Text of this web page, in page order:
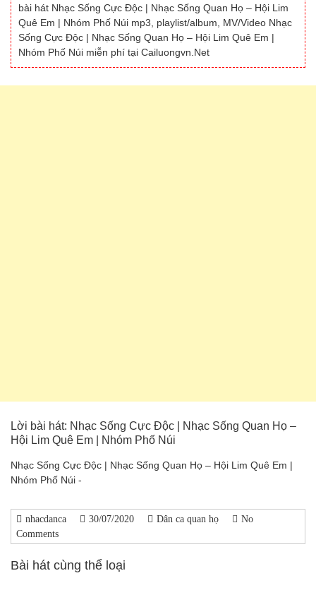
bài hát Nhạc Sống Cực Độc | Nhạc Sống Quan Họ – Hội Lim
Quê Em | Nhóm Phố Núi mp3, playlist/album, MV/Video Nhạc
Sống Cực Độc | Nhạc Sống Quan Họ – Hội Lim Quê Em |
Nhóm Phố Núi miễn phí tại Cailuongvn.Net
Lời bài hát: Nhạc Sống Cực Độc | Nhạc Sống Quan Họ –
Hội Lim Quê Em | Nhóm Phố Núi
Nhạc Sống Cực Độc | Nhạc Sống Quan Họ – Hội Lim Quê Em |
Nhóm Phố Núi -
nhacdanca 30/07/2020 Dân ca quan họ
No
Comments
Bài hát cùng thể loại